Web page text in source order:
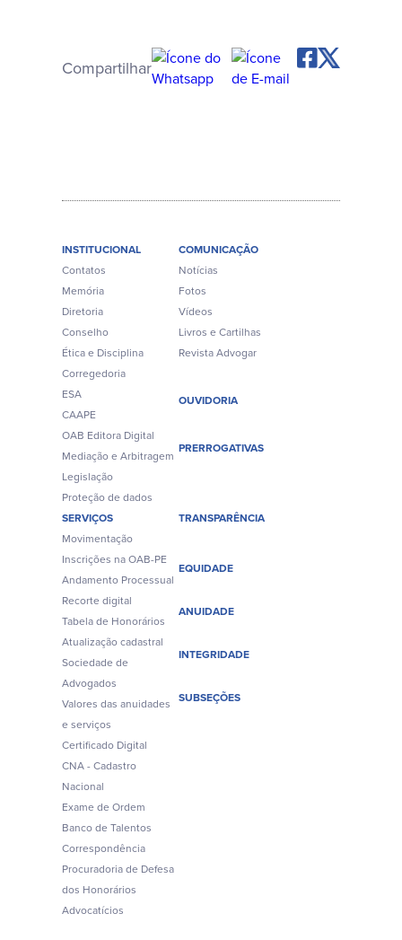
Compartilhar
INSTITUCIONAL
Contatos
Memória
Diretoria
Conselho
Ética e Disciplina
Corregedoria
ESA
CAAPE
OAB Editora Digital
Mediação e Arbitragem
Legislação
Proteção de dados
COMUNICAÇÃO
Notícias
Fotos
Vídeos
Livros e Cartilhas
Revista Advogar
OUVIDORIA
PRERROGATIVAS
SERVIÇOS
Movimentação
Inscrições na OAB-PE
Andamento Processual
Recorte digital
Tabela de Honorários
Atualização cadastral
Sociedade de
Advogados
Valores das anuidades
e serviços
Certificado Digital
CNA - Cadastro
Nacional
Exame de Ordem
Banco de Talentos
Correspondência
Procuradoria de Defesa
dos Honorários
Advocatícios
TRANSPARÊNCIA
EQUIDADE
ANUIDADE
INTEGRIDADE
SUBSEÇÕES